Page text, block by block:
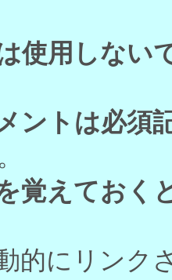
使用しない
ントは必須
覚えておく
的にリンク